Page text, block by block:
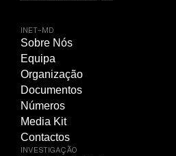
INET-MD
Sobre Nós
Equipa
Organização
Documentos
Números
Media Kit
Contactos
INVESTIGAÇÃO